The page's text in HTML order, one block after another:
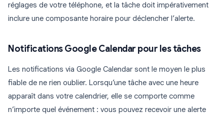
réglages de votre téléphone, et la tâche doit impérativement
inclure une composante horaire pour déclencher l’alerte.
Notifications Google Calendar pour les tâches
Les notifications via Google Calendar sont le moyen le plus
fiable de ne rien oublier. Lorsqu’une tâche avec une heure
apparaît dans votre calendrier, elle se comporte comme
n’importe quel événement : vous pouvez recevoir une alerte